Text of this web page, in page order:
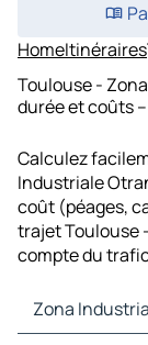
HomeItinéraires
Toulouse -
durée et coûts
Calculez
Industriale
coût (péages,
trajet Toulouse
compte du
Zona